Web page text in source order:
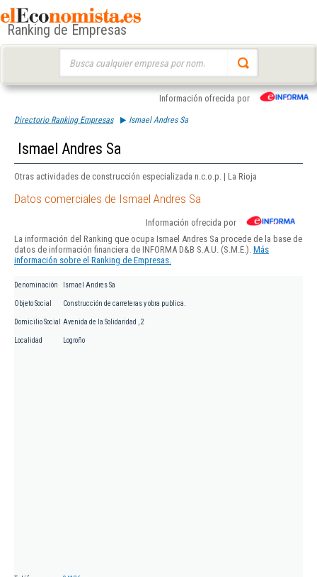
Ranking de Empresas
Información ofrecida por
Directorio Ranking Empresas Ismael Andres Sa
Ismael Andres Sa
Otras actividades de construcción especializada n.c.o.p. | La Rioja
Datos comerciales de Ismael Andres Sa
Información ofrecida por
La información del Ranking que ocupa Ismael Andres Sa procede de la base de
datos de información financiera de INFORMA D&B S.A.U. (S.M.E.). Más
información sobre el Ranking de Empresas.
Denominación Ismael Andres Sa
Objeto Social Construcción de carreteras y obra publica.
Domicilio Social Avenida de la Solidaridad , 2
Localidad Logroño